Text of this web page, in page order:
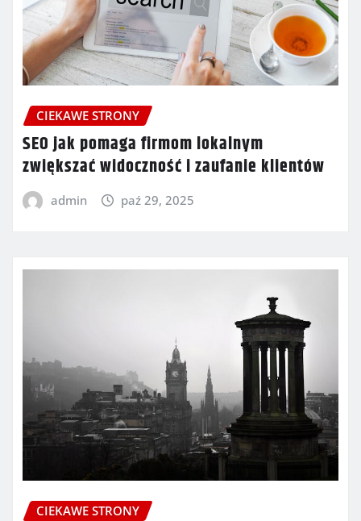
CIEKAWE STRONY
SEO jak pomaga firmom lokalnym
zwiększać widoczność i zaufanie klientów
admin paź 29, 2025
CIEKAWE STRONY